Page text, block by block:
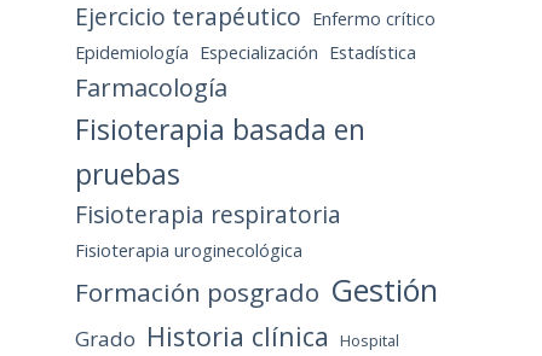
Ejercicio terapéutico Enfermo crítico
Epidemiología Especialización Estadística
Farmacología
Fisioterapia basada en
pruebas
Fisioterapia respiratoria
Fisioterapia uroginecológica
Formación posgrado Gestión
Grado Historia clínica
Hospital